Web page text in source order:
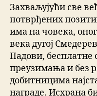
Захваљујући све
потврђених
има на човека, оног
века дугој
Падови, бесплатне
преузимања и без
добитницима
награде. Исхрана